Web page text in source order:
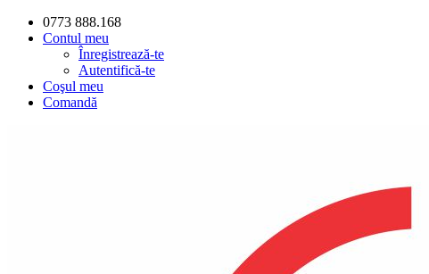
0773 888.168
Contul meu
Înregistrează-te
Autentifică-te
Coşul meu
Comandă